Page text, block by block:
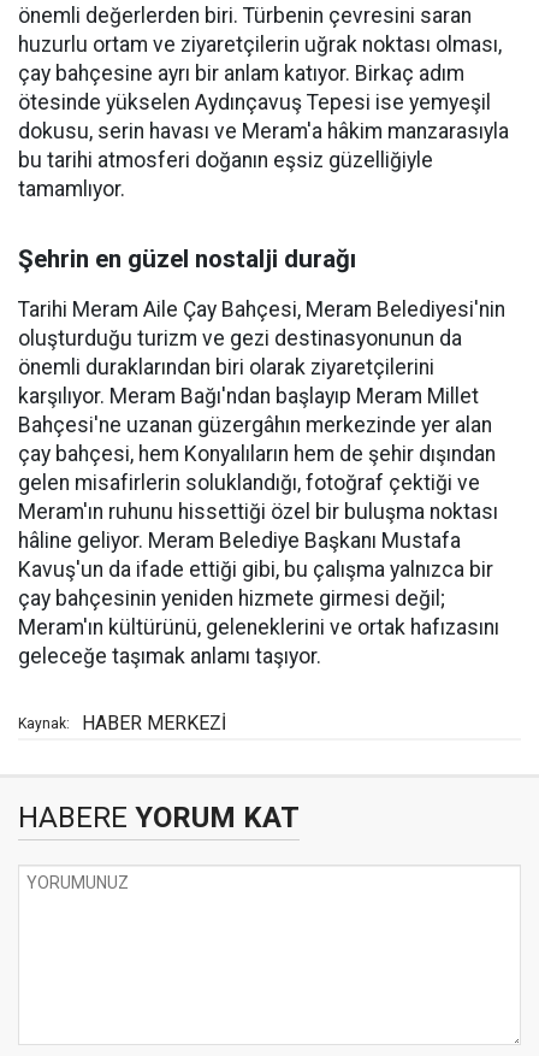
önemli değerlerden biri. Türbenin çevresini saran
huzurlu ortam ve ziyaretçilerin uğrak noktası olması,
çay bahçesine ayrı bir anlam katıyor. Birkaç adım
ötesinde yükselen Aydınçavuş Tepesi ise yemyeşil
dokusu, serin havası ve Meram'a hâkim manzarasıyla
bu tarihi atmosferi doğanın eşsiz güzelliğiyle
tamamlıyor.
Şehrin en güzel nostalji durağı
Tarihi Meram Aile Çay Bahçesi, Meram Belediyesi'nin
oluşturduğu turizm ve gezi destinasyonunun da
önemli duraklarından biri olarak ziyaretçilerini
karşılıyor. Meram Bağı'ndan başlayıp Meram Millet
Bahçesi'ne uzanan güzergâhın merkezinde yer alan
çay bahçesi, hem Konyalıların hem de şehir dışından
gelen misafirlerin soluklandığı, fotoğraf çektiği ve
Meram'ın ruhunu hissettiği özel bir buluşma noktası
hâline geliyor. Meram Belediye Başkanı Mustafa
Kavuş'un da ifade ettiği gibi, bu çalışma yalnızca bir
çay bahçesinin yeniden hizmete girmesi değil;
Meram'ın kültürünü, geleneklerini ve ortak hafızasını
geleceğe taşımak anlamı taşıyor.
Kaynak: HABER MERKEZİ
HABERE YORUM KAT